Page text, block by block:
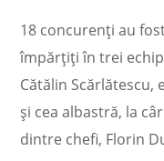
18 concurenți au
împărțiți în trei
Cătălin Scărlătescu,
și cea albastră, la
dintre chefi, Florin